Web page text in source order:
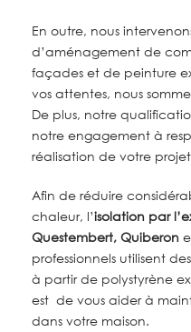
En outre, nous
d’aménagement de
façades et de peinture
vos attentes, nous
De plus, notre
notre engagement à
réalisation de votre
Afin de réduire
chaleur, l’isolation par
Questembert, Quiberon
professionnels utilisent
à partir de polystyrène
est de vous aider à
dans votre maison.